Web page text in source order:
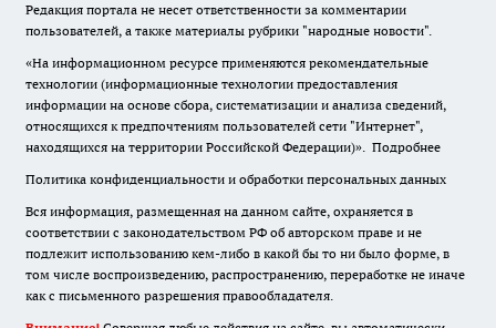
Редакция портала не несет ответственности за комментарии
пользователей, а также материалы рубрики "народные новости".
«На информационном ресурсе применяются рекомендательные
технологии (информационные технологии предоставления
информации на основе сбора, систематизации и анализа сведений,
относящихся к предпочтениям пользователей сети "Интернет",
находящихся на территории Российской Федерации)». Подробнее
Политика конфиденциальности и обработки персональных данных
Вся информация, размещенная на данном сайте, охраняется в
соответствии с законодательством РФ об авторском праве и не
подлежит использованию кем-либо в какой бы то ни было форме, в
том числе воспроизведению, распространению, переработке не иначе
как с письменного разрешения правообладателя.